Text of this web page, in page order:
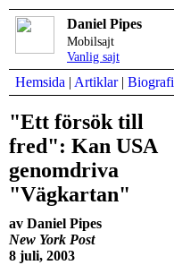
Daniel Pipes
Mobilsajt
Vanlig sajt
Hemsida | Artiklar| Biografi
"Ett försök till
fred": Kan USA
genomdriva
"Vägkartan"
av Daniel Pipes
New York Post
8 juli, 2003